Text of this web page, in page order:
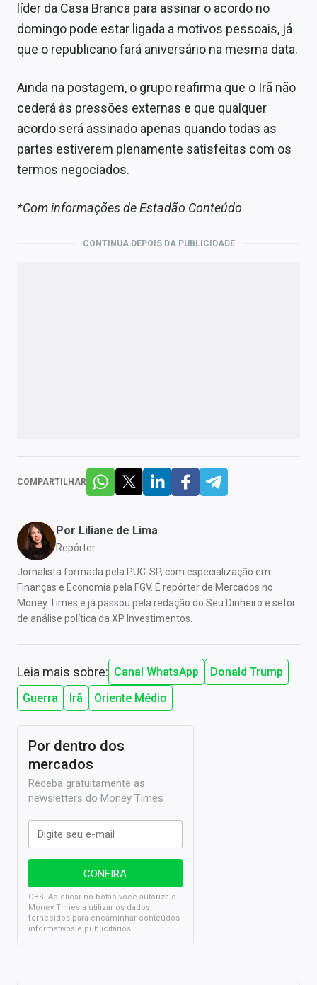
líder da Casa Branca para assinar o acordo no
domingo pode estar ligada a motivos pessoais, já
que o republicano fará aniversário na mesma data.
Ainda na postagem, o grupo reafirma que o Irã não
cederá às pressões externas e que qualquer
acordo será assinado apenas quando todas as
partes estiverem plenamente satisfeitas com os
termos negociados.
*Com informações de Estadão Conteúdo
CONTINUA DEPOIS DA PUBLICIDADE
COMPARTILHAR
Por Liliane de Lima
Repórter
Jornalista formada pela PUC-SP, com especialização em
Finanças e Economia pela FGV. É repórter de Mercados no
Money Times e já passou pela redação do Seu Dinheiro e setor
de análise política da XP Investimentos.
Leia mais sobre: Canal WhatsApp
Donald Trump
Guerra
Irã Oriente Médio
Por dentro dos
mercados
Receba gratuitamente as
newsletters do Money Times
OBS: Ao clicar no botão você autoriza o
Money Times a utilizar os dados
fornecidos para encaminhar conteúdos
informativos e publicitários.